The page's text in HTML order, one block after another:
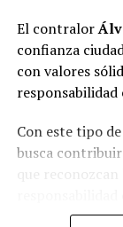
El contralor
confianza
con valores
responsabilidad
Con este tipo
busca
que
convivencia y